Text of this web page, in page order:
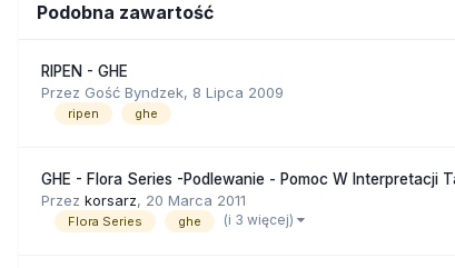
Podobna zawartość
RIPEN - GHE
Przez Gość Byndzek, 8 Lipca 2009
ripen ghe
GHE - Flora Series -Podlewanie - Pomoc W Interpretacji
Przez korsarz, 20 Marca 2011
Flora Series ghe (i 3 więcej)